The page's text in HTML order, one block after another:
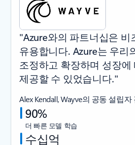
"Azure와의 파트너십은 비
유용합니다. Azure는 우리
조정하고 확장하며 성장에
제공할 수 있었습니다."
Alex Kendall, Wayve의 공동 설립자
90%
더 빠른 모델 학습
수십억